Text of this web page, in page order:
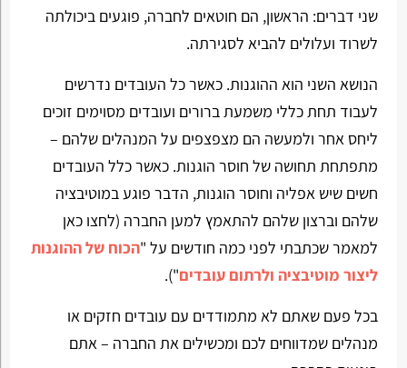
שני דברים: הראשון, הם חוטאים לחברה, פוגעים ביכולתה
לשרוד ועלולים להביא לסגירתה.
הנושא השני הוא ההוגנות. כאשר כל העובדים נדרשים
לעבוד תחת כללי משמעת ברורים ועובדים מסוימים זוכים
ליחס אחר ולמעשה הם מצפצפים על המנהלים שלהם –
מתפתחת תחושה של חוסר הוגנות. כאשר כלל העובדים
חשים שיש אפליה וחוסר הוגנות, הדבר פוגע במוטיבציה
שלהם וברצון שלהם להתאמץ למען החברה (לחצו כאן
למאמר שכתבתי לפני כמה חודשים על "הכוח של ההוגנות
ליצור מוטיבציה ולרתום עובדים").
בכל פעם שאתם לא מתמודדים עם עובדים חזקים או
מנהלים שמדווחים לכם ומכשילים את החברה – אתם